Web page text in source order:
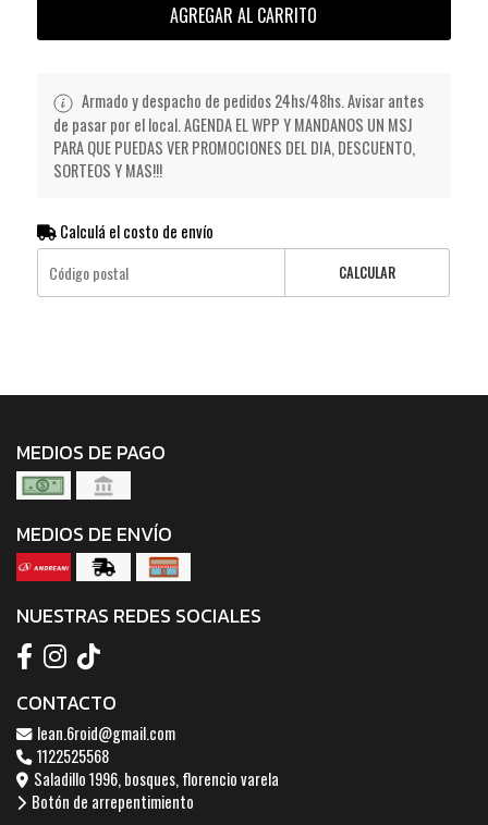
AGREGAR AL CARRITO
Armado y despacho de pedidos 24hs/48hs. Avisar antes
de pasar por el local. AGENDA EL WPP Y MANDANOS UN MSJ
PARA QUE PUEDAS VER PROMOCIONES DEL DIA, DESCUENTO,
SORTEOS Y MAS!!!
Calculá el costo de envío
CALCULAR
MEDIOS DE PAGO
MEDIOS DE ENVÍO
NUESTRAS REDES SOCIALES
CONTACTO
lean.6roid@gmail.com
1122525568
Saladillo 1996, bosques, florencio varela
Botón de arrepentimiento